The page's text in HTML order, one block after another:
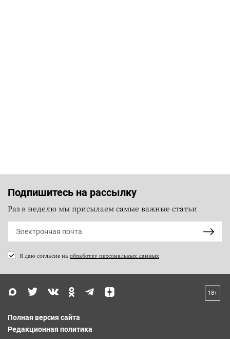
Подпишитесь на рассылку
Раз в неделю мы присылаем самые важные статьи
Я даю согласие на обработку персональных данных
18+
Полная версия сайта
Редакционная политика